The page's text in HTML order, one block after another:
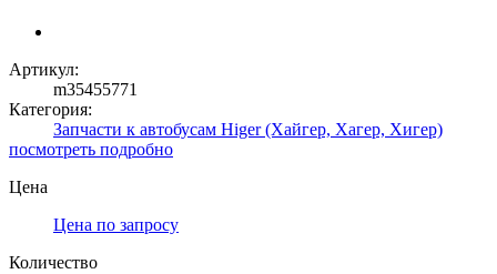
Артикул:
m35455771
Категория:
Запчасти к автобусам Higer (Хайгер, Хагер, Хигер)
посмотреть подробно
Цена
Цена по запросу
Количество